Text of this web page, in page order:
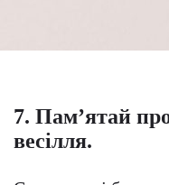
7. Пам’ятай
весілля.